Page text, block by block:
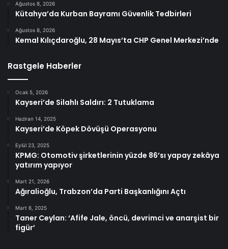
Ağustos 8, 2026
Kütahya’da Kurban Bayramı Güvenlik Tedbirleri
Ağustos 8, 2026
Kemal Kılıçdaroğlu, 28 Mayıs’ta CHP Genel Merkezi’nde
Rastgele Haberler
Ocak 5, 2026
Kayseri’de Silahlı Saldırı: 2 Tutuklama
Haziran 14, 2025
Kayseri’de Köpek Dövüşü Operasyonu
Eylül 23, 2025
KPMG: Otomotiv şirketlerinin yüzde 86’sı yapay zekâya
yatırım yapıyor
Mart 21, 2026
Ağıralioğlu, Trabzon’da Parti Başkanlığını Açtı
Mart 6, 2025
Taner Ceylan: ‘Afife Jale, öncü, devrimci ve anarşist bir
figür’